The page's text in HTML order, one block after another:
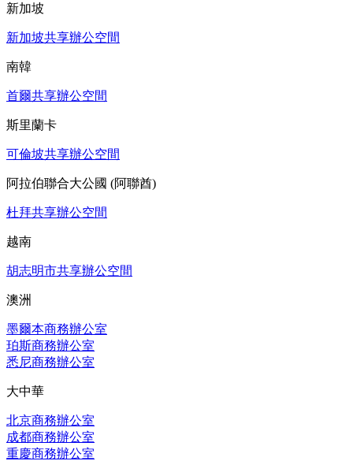
新加坡
新加坡共享辦公空間
南韓
首爾共享辦公空間
斯里蘭卡
可倫坡共享辦公空間
阿拉伯聯合大公國 (阿聯酋)
杜拜共享辦公空間
越南
胡志明市共享辦公空間
澳洲
墨爾本商務辦公室
珀斯商務辦公室
悉尼商務辦公室
大中華
北京商務辦公室
成都商務辦公室
重慶商務辦公室